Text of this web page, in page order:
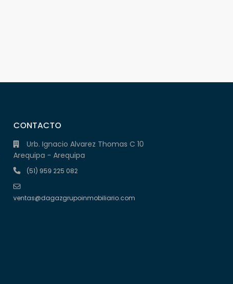
CONTACTO
Urb. Ignacio Alvarez Thomas C 10
Arequipa - Arequipa
(51) 959 225 082
ventas@dagazgrupoinmobiliario.com